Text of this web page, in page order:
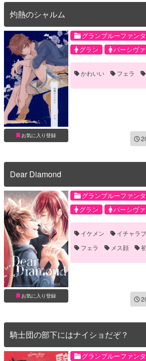
灼熱のシャルム
お気に入り登録
グランブルーファン
グラン
パーシヴ
かわいい フェラ
Dear Diamond
お気に入り登録
グランブルーファン
グラン
パーシヴ
イケメン イチャラブ
フェラ
メス顔
騎士団の部下にはナイショだぞ？
グランブルーファン